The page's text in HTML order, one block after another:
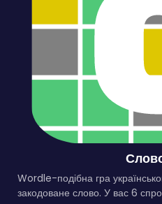
Wordle-подібна гра
закодоване слово. У вас 6